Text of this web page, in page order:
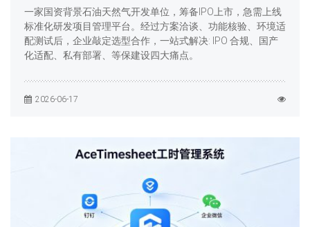
一家国资背景石油天然气开发单位，筹备IPO上市，急需上线
标准化研发项目管理平台。经过方案洽谈、功能核验、环境适
配测试后，企业敲定选型合作，一站式解决: IPO 合规、国产
化适配、私有部署、等保建设四大痛点。
2026-06-17